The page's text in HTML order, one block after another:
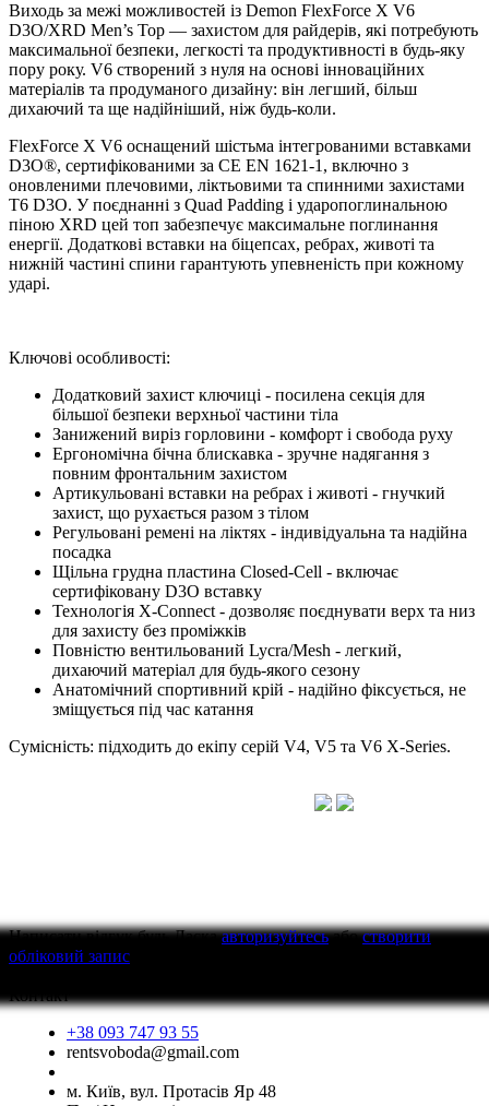
Виходь за межі можливостей із Demon FlexForce X V6
D3O/XRD Men’s Top — захистом для райдерів, які потребують
максимальної безпеки, легкості та продуктивності в будь-яку
пору року. V6 створений з нуля на основі інноваційних
матеріалів та продуманого дизайну: він легший, більш
дихаючий та ще надійніший, ніж будь-коли.
FlexForce X V6 оснащений шістьма інтегрованими вставками
D3O®, сертифікованими за CE EN 1621-1, включно з
оновленими плечовими, ліктьовими та спинними захистами
T6 D3O. У поєднанні з Quad Padding і ударопоглинальною
піною XRD цей топ забезпечує максимальне поглинання
енергії. Додаткові вставки на біцепсах, ребрах, животі та
нижній частині спини гарантують упевненість при кожному
ударі.
Ключові особливості:
Додатковий захист ключиці - посилена секція для
більшої безпеки верхньої частини тіла
Занижений виріз горловини - комфорт і свобода руху
Ергономічна бічна блискавка - зручне надягання з
повним фронтальним захистом
Артикульовані вставки на ребрах і животі - гнучкий
захист, що рухається разом з тілом
Регульовані ремені на ліктях - індивідуальна та надійна
посадка
Щільна грудна пластина Closed-Cell - включає
сертифіковану D3O вставку
Технологія X-Connect - дозволяє поєднувати верх та низ
для захисту без проміжків
Повністю вентильований Lycra/Mesh - легкий,
дихаючий матеріал для будь-якого сезону
Анатомічний спортивний крій - надійно фіксується, не
зміщується під час катання
Сумісність: підходить до екіпу серій V4, V5 та V6 X-Series.
Написати відгукбудь Ласкаавторизуйтесьабостворити
обліковий запис
Контакт
+38 093 747 93 55
rentsvoboda@gmail.com
м. Київ, вул. Протасів Яр 48